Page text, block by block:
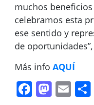
muchos
celebramos esta
ese sentido y
de
Más info AQUÍ
Facebook